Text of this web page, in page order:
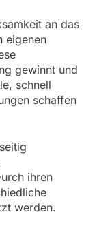
an das
eigenen
gewinnt und
schnell
schaffen
ihren
werden.